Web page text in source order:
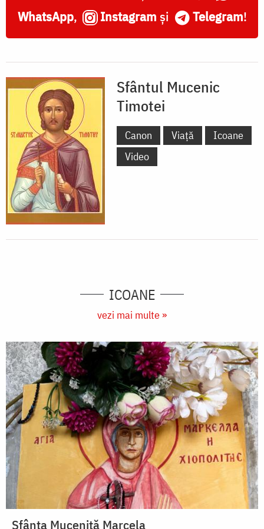
WhatsApp, Instagram și Telegram!
Sfântul Mucenic
Timotei
Canon Viață
Icoane
Video
ICOANE
vezi mai multe »
Sfânta Muceniță Marcela